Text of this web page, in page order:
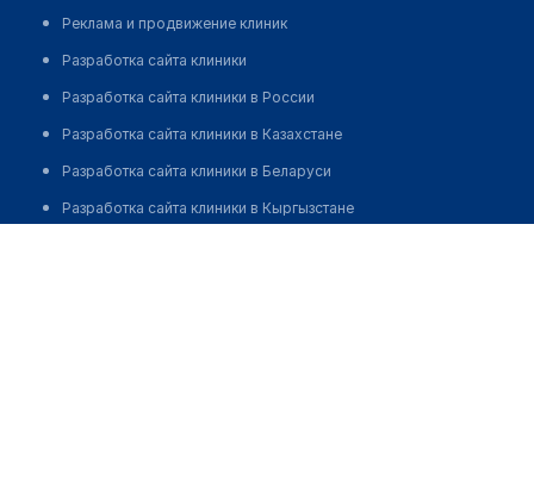
Реклама и продвижение клиник
Разработка сайта клиники
Разработка сайта клиники в России
Разработка сайта клиники в Казахстане
Разработка сайта клиники в Беларуси
Разработка сайта клиники в Кыргызстане